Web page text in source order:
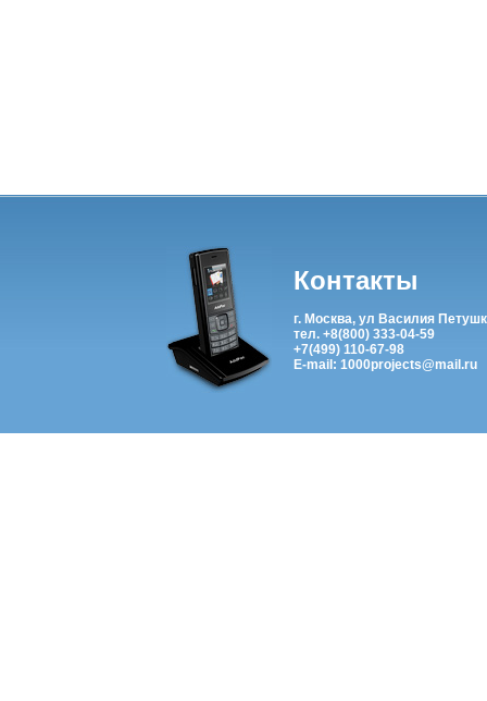
Контакты
г. Москва, ул Василия
тел. +8(800) 333-04-59
+7(499) 110-67-98
E-mail: 1000projects@mail.ru